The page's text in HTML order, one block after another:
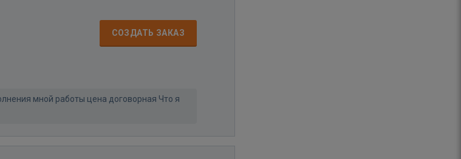
СОЗДАТЬ ЗАКАЗ
мной работы цена договорная Что я